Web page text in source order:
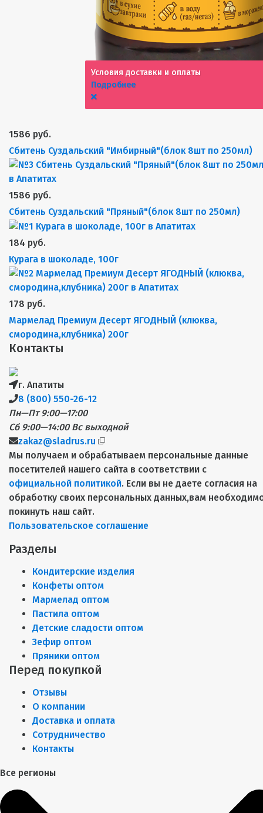
1586 руб.
Сбитень Суздальский "Имбирный"(блок 8шт по 250мл)
1586 руб.
Сбитень Суздальский "Пряный"(блок 8шт по 250мл)
184 руб.
Курага в шоколаде, 100г
178 руб.
Мармелад Премиум Десерт ЯГОДНЫЙ (клюква,
смородина,клубника) 200г
Условия доставки и оплаты
Подробнее
Контакты
г. Апатиты
8 (800) 550-26-12
Пн—Пт 9:00—17:00
Сб 9:00—14:00 Вс выходной
zakaz@sladrus.ru
Мы получаем и обрабатываем персональные данные
посетителей нашего сайта в соответствии с
официальной политикой. Если вы не даете согласия на
обработку своих персональных данных,вам
покинуть наш сайт.
Пользовательское соглашение
Разделы
Кондитерские изделия
Конфеты оптом
Мармелад оптом
Пастила оптом
Детские сладости оптом
Зефир оптом
Пряники оптом
Перед покупкой
Отзывы
О компании
Доставка и оплата
Сотрудничество
Контакты
Все регионы